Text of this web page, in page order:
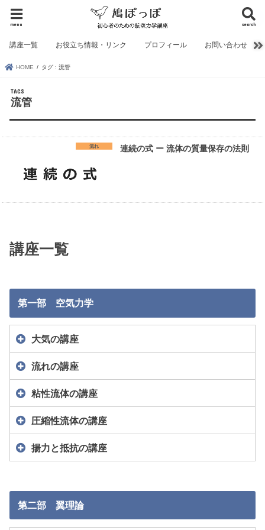
search
menu
講座一覧 お役立ち情報・リンク プロフィール お問い合わせ
HOME タグ : 流管
流管
流れ 連続の式 ー 流体の質量保存の法則
講座一覧
第一部 空気力学
大気の講座
流れの講座
粘性流体の講座
圧縮性流体の講座
揚力と抵抗の講座
第二部 翼理論